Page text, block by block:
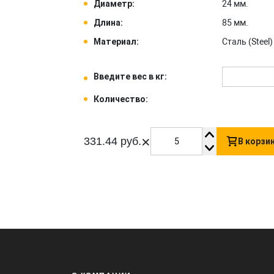
Диаметр:
24 мм.
Длина:
85 мм.
Материал:
Сталь (Steel) .
Введите вес в кг:
Количество:
331.44 руб.× В